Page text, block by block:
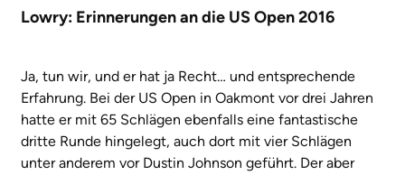
Lowry: Erinnerungen an die US Open 2016
Ja, tun wir, und er hat ja Recht… und entsprechende
Erfahrung. Bei der US Open in Oakmont vor drei Jahren
hatte er mit 65 Schlägen ebenfalls eine fantastische
dritte Runde hingelegt, auch dort mit vier Schlägen
unter anderem vor Dustin Johnson geführt. Der aber